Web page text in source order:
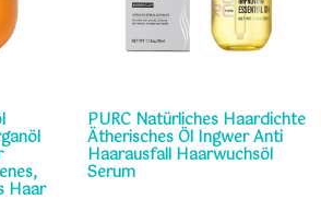
Haar
PURC Natürliches Haardichte
Ätherisches Öl Ingwer Anti
Haarausfall Haarwuchsöl
Serum